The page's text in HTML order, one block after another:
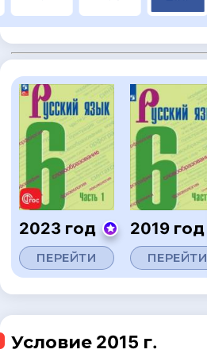
2023 год
ПЕРЕЙТИ
2019 год
ПЕРЕЙТИ
Условие 2015 г.